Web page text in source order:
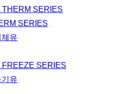
THERM SERIES
SERIES
유
FREEZE SERIES
유